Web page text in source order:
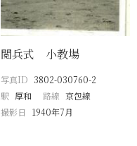
閲兵式 小教場
写真ID 3802-030760-2
駅 厚和 路線 京包線
撮影日
1940年7月